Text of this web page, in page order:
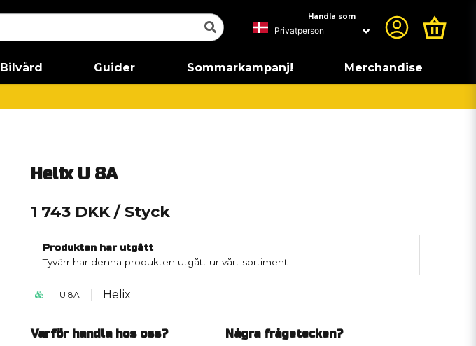
Handla som
Bilvård Guider Sommarkampanj! Merchandise
Helix U 8A
1 743 DKK / Styck
Produkten har utgått
Tyvärr har denna produkten utgått ur vårt sortiment
U 8A Helix
Varför handla hos oss? Några frågetecken?